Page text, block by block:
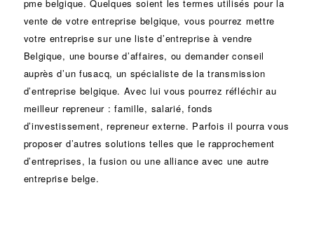
pme belgique. Quelques soient les termes utilisés pour la
vente de votre entreprise belgique, vous pourrez mettre
votre entreprise sur une liste d’entreprise à vendre
Belgique, unebourse d’affaires, ou demander conseil
auprès d’un fusacq, un spécialiste de latransmission
d’entreprise belgique. Avec lui vous pourrez réfléchir au
meilleur repreneur :famille, salarié, fonds
d’investissement, repreneur externe. Parfois il pourra vous
proposer d’autres solutions telles que le rapprochement
d’entreprises, lafusion ou unealliance avec une autre
entreprise belge.